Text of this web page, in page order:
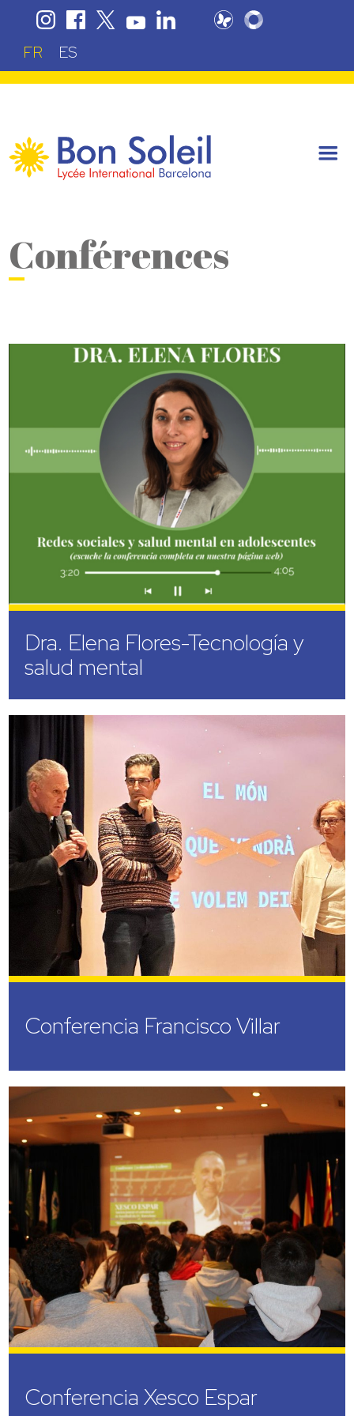
FR ES
Conférences
Dra. Elena Flores-Tecnología y
salud mental
Conferencia Francisco Villar
Conferencia Xesco Espar